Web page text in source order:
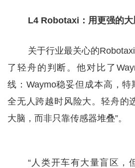
L4 Robotaxi：用更强的
关于行业最关心的
了轻舟的判断。他对比了
线：Waymo稳妥但成本高，
全无人跨越时风险大。轻舟
大脑，而非只靠传感器堆叠”。
“人类开车有大量盲区，